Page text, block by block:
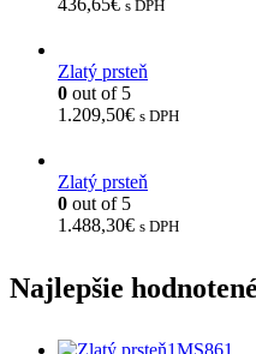
s DPH
Zlatý prsteň
0 out of 5
1.209,50€ s DPH
Zlatý prsteň
0 out of 5
1.488,30€ s DPH
Najlepšie hodnotené